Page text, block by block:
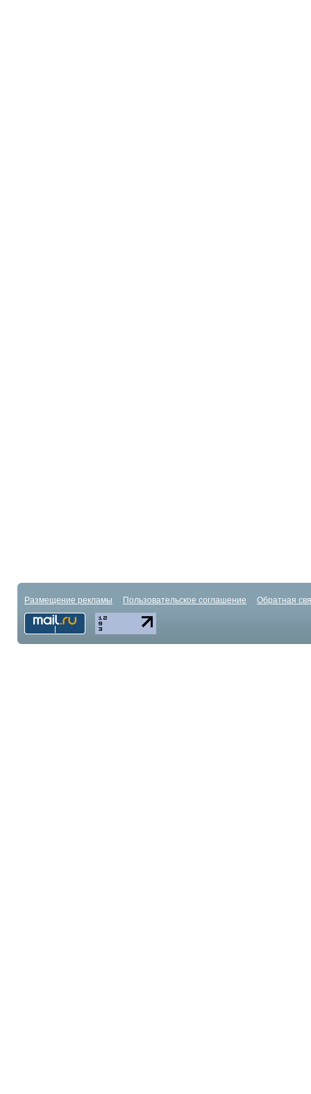
Размещение рекламы Пользовательское соглашение Обратная